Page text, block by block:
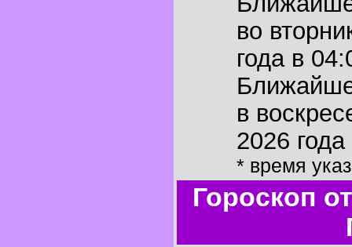
во
года в
в
2026
* время
Гороскоп